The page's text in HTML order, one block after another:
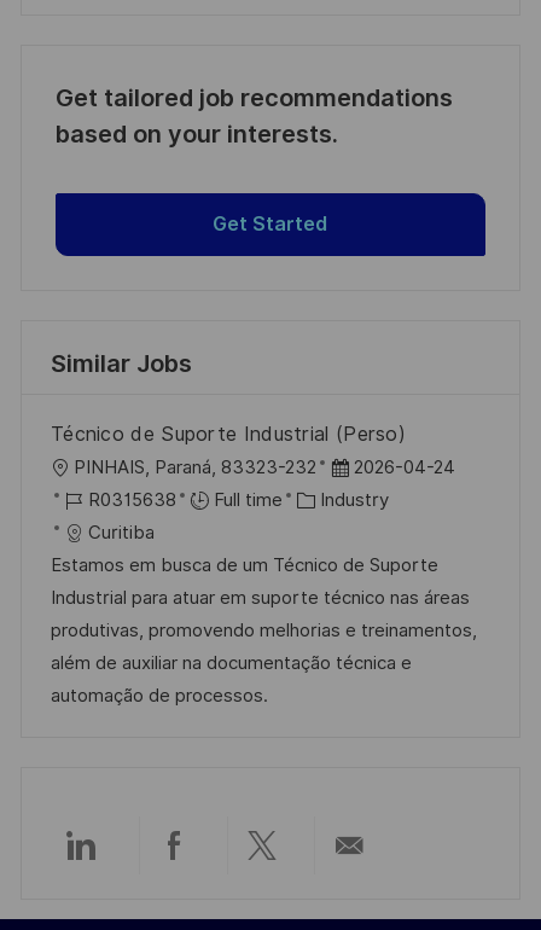
Get tailored job recommendations
based on your interests.
Get Started
Similar Jobs
Técnico de Suporte Industrial (Perso)
L
o
c
a
t
i
o
n
PINHAIS, Paraná, 83323-232
P
o
t
e
d
D
2026-04-24
J
o
b
I
d
R0315638 Full time
C
t
e
g
o
Industry
Curitiba
Estamos em busca de um Técnico de Suporte
Industrial para atuar em suporte técnico nas áreas
produtivas, promovendo melhorias e treinamentos,
além de auxiliar na documentação técnica e
automação de processos.
Share
Share Share